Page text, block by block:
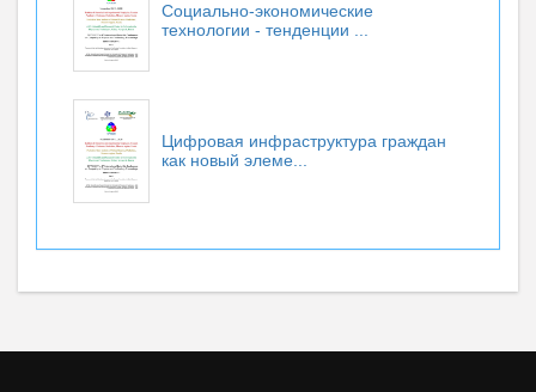
Социально-экономические
технологии - тенденции ...
Цифровая инфраструктура граждан
как новый элеме...